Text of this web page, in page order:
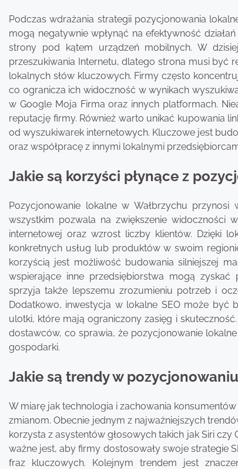
Podczas wdrażania strategii pozycjonowania
mogą negatywnie wpłynąć na efektywność
strony pod kątem urządzeń mobilnych. W
przeszukiwania Internetu, dlatego strona musi być
lokalnych słów kluczowych. Firmy często
co ogranicza ich widoczność w wynikach
w Google Moja Firma oraz innych platformach.
reputację firmy. Również warto unikać kupowania
od wyszukiwarek internetowych. Kluczowe jest
oraz współpracę z innymi lokalnymi
Jakie są korzyści płynące z
Pozycjonowanie lokalne w Wałbrzychu
wszystkim pozwala na zwiększenie widoczności
internetowej oraz wzrost liczby klientów. Dzięki
konkretnych usług lub produktów w swoim
korzyścią jest możliwość budowania silniejszej
wspierające inne przedsiębiorstwa mogą
sprzyja także lepszemu zrozumieniu potrzeb i
Dodatkowo, inwestycja w lokalne SEO może być
ulotki, które mają ograniczony zasięg i
dostawców, co sprawia, że pozycjonowanie
gospodarki.
Jakie są trendy w
W miarę jak technologia i zachowania
zmianom. Obecnie jednym z najważniejszych
korzysta z asystentów głosowych takich jak Siri
ważne jest, aby firmy dostosowały swoje strategie
fraz kluczowych. Kolejnym trendem jest